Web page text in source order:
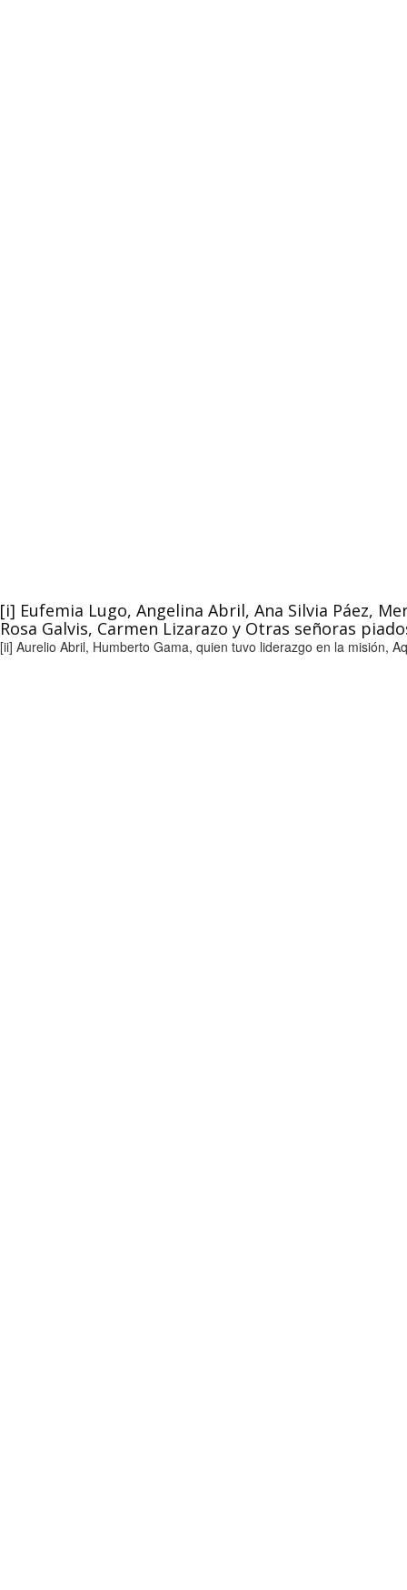
[i] Eufemia Lugo, Angelina Abril, Ana Silvia Páez,
Rosa Galvis, Carmen Lizarazo y Otras señoras
[ii] Aurelio Abril, Humberto Gama, quien tuvo liderazgo en la misión,